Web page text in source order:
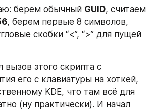
берем обычный GUID, считаем
, берем первые 8 символов,
скобки “<”, “>” для пущей
вызов этого скрипта с
его с клавиатуры на хоткей,
KDE, что там всё для
(ну практически). И начал